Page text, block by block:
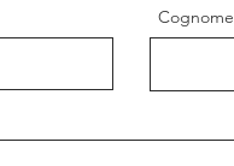
Cognome